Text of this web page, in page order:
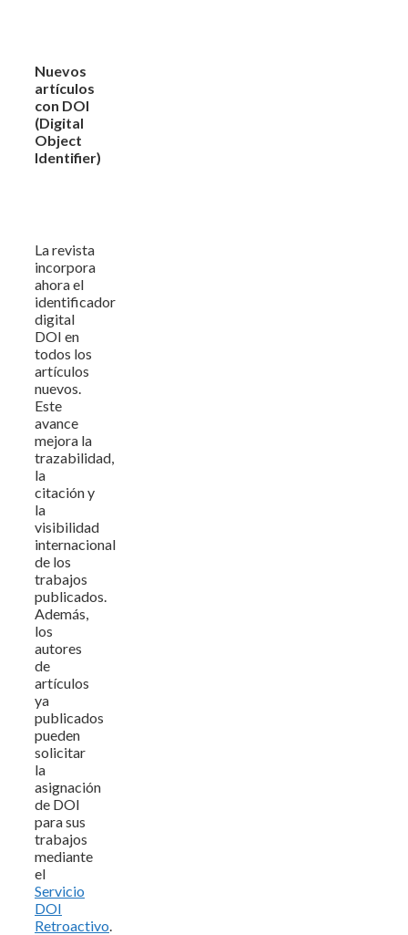
Nuevos
artículos
con DOI
(Digital
Object
Identifier)
La revista
incorpora
ahora el
identificador
digital
DOI en
todos los
artículos
nuevos.
Este
avance
mejora la
trazabilidad,
la
citación y
la
visibilidad
internacional
de los
trabajos
publicados.
Además,
los
autores
de
artículos
ya
publicados
pueden
solicitar
la
asignación
de DOI
para sus
trabajos
mediante
el
Servicio
DOI
Retroactivo.